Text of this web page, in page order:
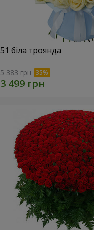
51 біла троянда
5 383 грн